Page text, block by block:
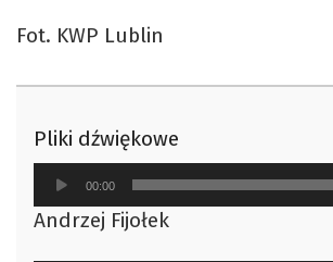
Fot. KWP Lublin
Pliki dźwiękowe
Odtwarzacz
plików
dźwiękowych
00:00
Andrzej Fijołek